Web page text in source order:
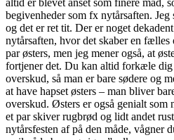
altid er blevet anset som finere mad,
begivenheder som fx nytårsaften. Jeg
og det er ret tit. Der er noget
nytårsaften, hvor det skaber en fælles
par østers, men jeg mener også, at
fortjener det. Du kan altid forkæle dig
overskud, så man er bare sødere og
at have hapset østers – man bliver
overskud. Østers er også genialt som
et par skiver rugbrød og lidt andet
nytårsfesten af på den måde, vågner